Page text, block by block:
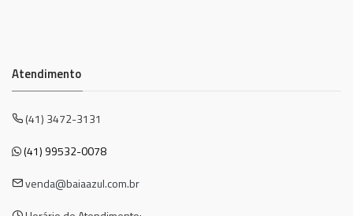
Atendimento
(41) 3472-3131
(41) 99532-0078
venda@baiaazul.com.br